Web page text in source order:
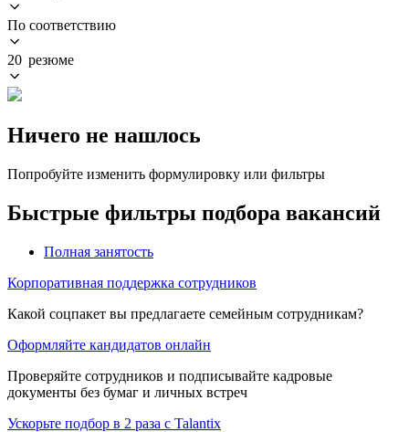
По соответствию
20 резюме
Ничего не нашлось
Попробуйте изменить формулировку или фильтры
Быстрые фильтры подбора вакансий
Полная занятость
Корпоративная поддержка сотрудников
Какой соцпакет вы предлагаете семейным сотрудникам?
Оформляйте кандидатов онлайн
Проверяйте сотрудников и подписывайте кадровые
документы без бумаг и личных встреч
Ускорьте подбор в 2 раза с Talantix